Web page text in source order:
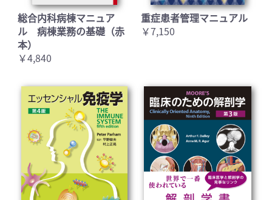
総合内科病棟マニュア
ル 病棟業務の基礎（赤
本）
￥4,840
重症患者管理マニュアル
￥7,150